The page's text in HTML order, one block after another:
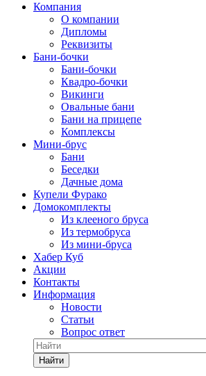
Компания
О компании
Дипломы
Реквизиты
Бани-бочки
Бани-бочки
Квадро-бочки
Викинги
Овальные бани
Бани на прицепе
Комплексы
Мини-брус
Бани
Беседки
Дачные дома
Купели Фурако
Домокомплекты
Из клееного бруса
Из термобруса
Из мини-бруса
Хабер Куб
Акции
Контакты
Информация
Новости
Статьи
Вопрос ответ
Найти